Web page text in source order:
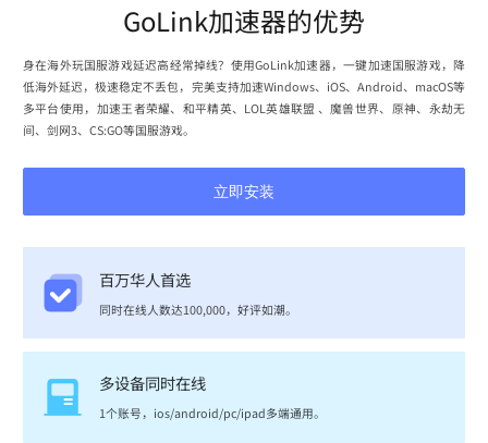
GoLink加速器的优势
身在海外玩国服游戏延迟高经常掉线？使用GoLink加速器，一键加速国服游戏，降
低海外延迟，极速稳定不丢包，完美支持加速Windows、iOS、Android、macOS等
多平台使用，加速王者荣耀、和平精英、LOL英雄联盟 、魔兽世界、原神、永劫无
间、剑网3、CS:GO等国服游戏。
立即安装
百万华人首选
同时在线人数达100,000，好评如潮。
多设备同时在线
1个账号，ios/android/pc/ipad多端通用。